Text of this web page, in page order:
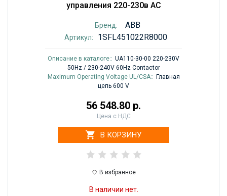
управления 220-230в AC
Бренд: ABB
Артикул: 1SFL451022R8000
Описание в каталоге:: UA110-30-00 220-230V
50Hz / 230-240V 60Hz Contactor
Maximum Operating Voltage UL/CSA:: Главная
цепь 600 V
56 548.80 р.
Цена с НДС
В КОРЗИНУ
В избранное
В наличии нет.